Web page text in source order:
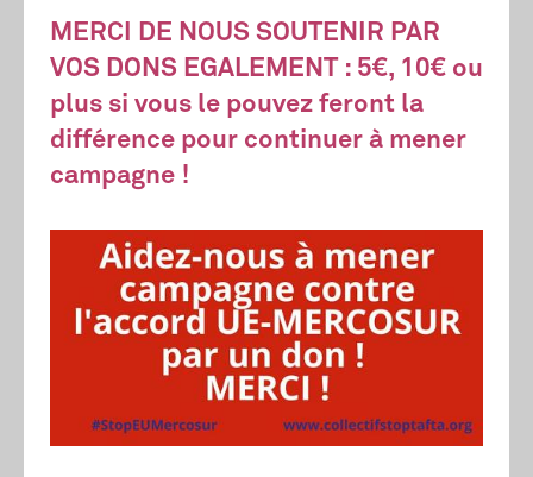
MERCI DE NOUS SOUTENIR PAR
VOS DONS EGALEMENT : 5€, 10€ ou
plus si vous le pouvez feront la
différence pour continuer à mener
campagne !